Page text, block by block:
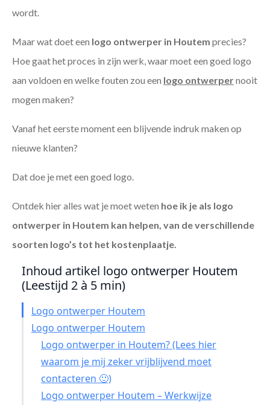
wordt.
Maar wat doet een logo ontwerper in Houtem precies?
Hoe gaat het proces in zijn werk, waar moet een goed logo
aan voldoen en welke fouten zou een logo ontwerpernooit
mogen maken?
Vanaf het eerste moment een blijvende indruk maken op
nieuwe klanten?
Dat doe je met een goed logo.
Ontdek hier alles wat je moet weten hoe ik je als logo
ontwerper in Houtem kan helpen, van de verschillende
soorten logo’s tot het kostenplaatje.
Inhoud artikel logo ontwerper Houtem
(Leestijd 2 à 5 min)
Logo ontwerper Houtem
Logo ontwerper Houtem
Logo ontwerper in Houtem? (Lees hier
waarom je mij zeker vrijblijvend moet
contacteren 🙂)
Logo ontwerper Houtem – Werkwijze